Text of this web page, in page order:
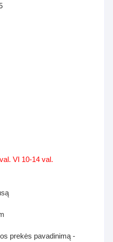
VI 10-14 val.
prekės pavadinimą -